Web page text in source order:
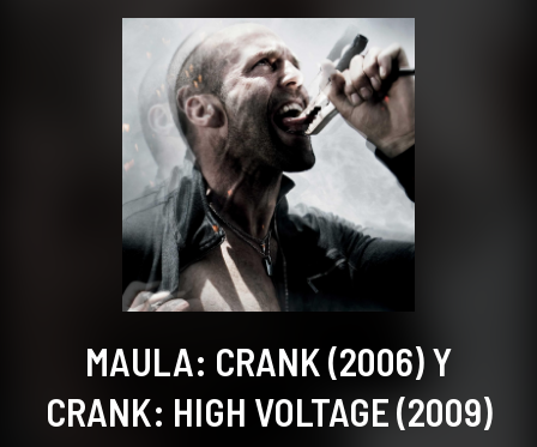
MAULA: CRANK (2006) Y
CRANK: HIGH VOLTAGE (2009)